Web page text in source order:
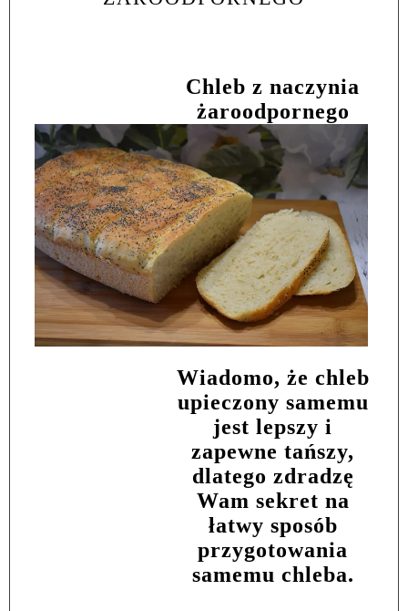
Chleb z naczynia
żaroodpornego
Wiadomo, że chleb
upieczony samemu
jest lepszy i
zapewne tańszy,
dlatego zdradzę
Wam sekret na
łatwy sposób
przygotowania
samemu chleba.